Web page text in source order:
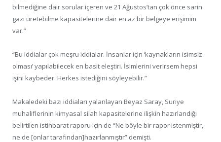
bilmediğine dair sorular içeren ve 21 Ağustos’tan çok önce sarin
gazı üretebilme kapasitelerine dair en az bir belgeye erişimim
var.”
“Bu iddialar çok meşru iddialar. İnsanlar için ‘kaynakların isimsiz
olması’ yapılabilecek en basit eleştiri. İsimlerini verirsem hepsi
işini kaybeder. Herkes istediğini söyleyebilir.”
Makaledeki bazı iddiaları yalanlayan Beyaz Saray, Suriye
muhaliflerinin kimyasal silah kapasitelerine ilişkin hazırlandığı
belirtilen istihbarat raporu için de “Ne böyle bir rapor istenmiştir,
ne de [onlar tarafından]hazırlanmıştır” demişti.